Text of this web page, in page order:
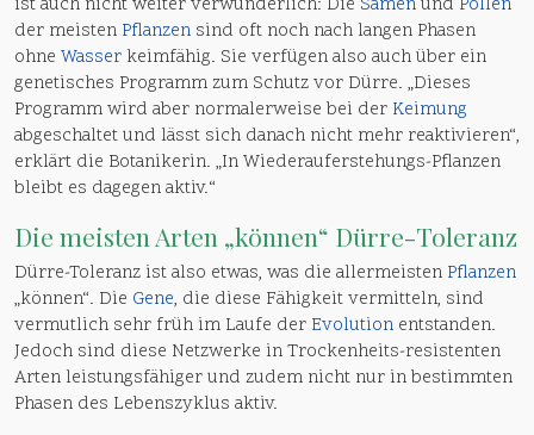
ist auch nicht weiter verwunderlich: Die Samenund Pollen
der meisten Pflanzen sind oft noch nach langen Phasen
ohne Wasser keimfähig. Sie verfügen also auch über ein
genetisches Programm zum Schutz vor Dürre. „Dieses
Programm wird aber normalerweise bei der Keimung
abgeschaltet und lässt sich danach nicht mehr reaktivieren“,
erklärt die Botanikerin. „In Wiederauferstehungs-Pflanzen
bleibt es dagegen aktiv.“
Die meisten Arten „können“ Dürre-Toleranz
Dürre-Toleranz ist also etwas, was die allermeisten Pflanzen
„können“. Die Gene, die diese Fähigkeit vermitteln, sind
vermutlich sehr früh im Laufe der Evolution entstanden.
Jedoch sind diese Netzwerke in Trockenheits-resistenten
Arten leistungsfähiger und zudem nicht nur in bestimmten
Phasen des Lebenszyklus aktiv.